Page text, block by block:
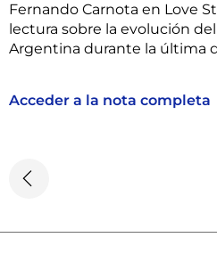
Fernando Carnota en Love
lectura sobre la evolución
Argentina durante la última
Acceder a la nota completa